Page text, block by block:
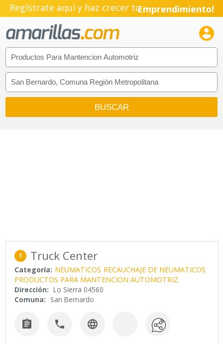
Regístrate aquí y haz crecer tuEmprendimiento!

1 Truck Center
Categoría: NEUMATICOS RECAUCHAJE DE NEUMATICOS
PRODUCTOS PARA MANTENCION AUTOMOTRIZ
Dirección: Lo Sierra 04560
Comuna: San Bernardo
  